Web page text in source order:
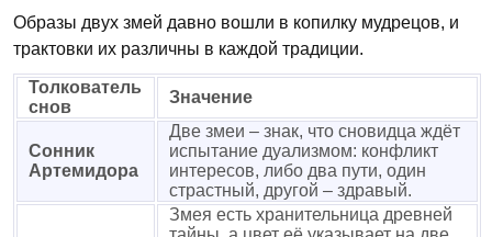
Образы двух змей давно вошли в копилку мудрецов, и
трактовки их различны в каждой традиции.
Толкователь
снов
Значение
Сонник
Артемидора
Две змеи – знак, что сновидца ждёт
испытание дуализмом: конфликт
интересов, либо два пути, один
страстный, другой – здравый.
Змея есть хранительница древней